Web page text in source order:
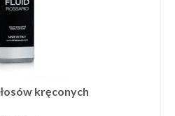
kręconych